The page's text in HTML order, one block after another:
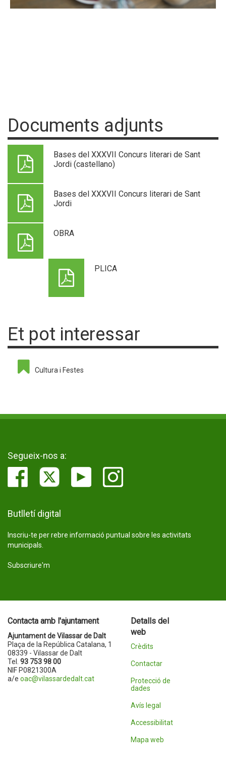
Documents adjunts
Bases del XXXVII Concurs literari de Sant
Jordi (castellano)
Bases del XXXVII Concurs literari de Sant
Jordi
OBRA
PLICA
Et pot interessar
Cultura i Festes
Segueix-nos a:
Butlletí digital
Inscriu-te per rebre informació puntual sobre les activitats
municipals.
Subscriure'm
Contacta amb l'ajuntament
Ajuntament de Vilassar de Dalt
Plaça de la República Catalana, 1
08339 - Vilassar de Dalt
Tel. 93 753 98 00
NIF P0821300A
a/e oac@vilassardedalt.cat
Detalls del
web
Crèdits
Contactar
Protecció de
dades
Avís legal
Accessibilitat
Mapa web